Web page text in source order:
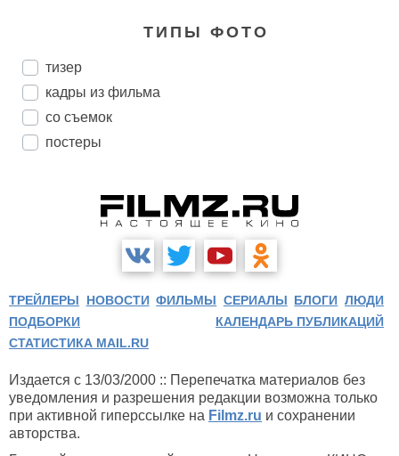
ТИПЫ ФОТО
тизер
кадры из фильма
со съемок
постеры
ТРЕЙЛЕРЫ НОВОСТИ ФИЛЬМЫ СЕРИАЛЫ БЛОГИ ЛЮДИ
ПОДБОРКИ
КАЛЕНДАРЬ ПУБЛИКАЦИЙ
СТАТИСТИКА MAIL.RU
Издается с 13/03/2000 :: Перепечатка материалов без
уведомления и разрешения редакции возможна только
при активной гиперссылке на Filmz.ru и сохранении
авторства.